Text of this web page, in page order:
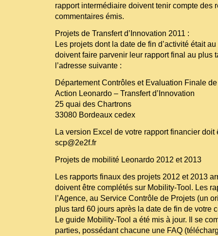
rapport intermédiaire doivent tenir compte des
commentaires émis.
Projets de Transfert d’Innovation 2011 :
Les projets dont la date de fin d’activité était
doivent faire parvenir leur rapport final au plus
l’adresse suivante :
Département Contrôles et Evaluation Finale
Action Leonardo – Transfert d’Innovation
25 quai des Chartrons
33080 Bordeaux cedex
La version Excel de votre rapport financier doit
scp@2e2f.fr
Projets de mobilité Leonardo 2012 et 2013
Les rapports finaux des projets 2012 et 2013
doivent être complétés sur Mobility-Tool. Les
l’Agence, au Service Contrôle de Projets (un
plus tard 60 jours après la date de fin de votre
Le guide Mobility-Tool a été mis à jour. Il se
parties, possédant chacune une FAQ